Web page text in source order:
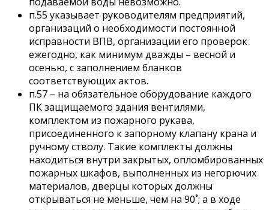
п.55 указывает руководителям предприятий,
организаций о необходимости постоянной
исправности ВПВ, организации его проверок
ежегодно, как минимум дважды – весной и
осенью, с заполнением бланков
соответствующих актов.
п.57 – на обязательное оборудование каждого
ПК защищаемого здания вентилями,
комплектом из пожарного рукава,
присоединенного к запорному клапану крана и
ручному стволу. Такие комплекты должны
находиться внутри закрытых, опломбированных
пожарных шкафов, выполненных из негорючих
материалов, дверцы которых должны
открываться не меньше, чем на 90˚; а в ходе